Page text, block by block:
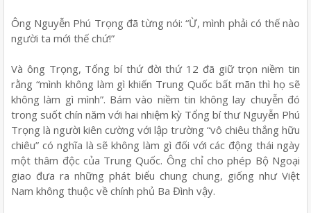
Ông Nguyễn Phú Trọng đã từng nói: “Ừ, mình phải có thế nào
người ta mới thế chứ!”
Và ông Trọng, Tổng bí thứ đời thứ 12 đã giữ trọn niềm tin
rằng “mình không làm gì khiến Trung Quốc bất mãn thì họ sẽ
không làm gì mình”. Bám vào niềm tin không lay chuyễn đó
trong suốt chín năm với hai nhiệm kỳ Tổng bí thư Nguyễn Phú
Trọng là người kiên cường với lập trường “vô chiêu thắng hữu
chiêu” có nghĩa là sẽ không làm gì đối với các động thái ngày
một thâm độc của Trung Quốc. Ông chỉ cho phép Bộ Ngoại
giao đưa ra những phát biểu chung chung, giống như Việt
Nam không thuộc về chính phủ Ba Đình vậy.